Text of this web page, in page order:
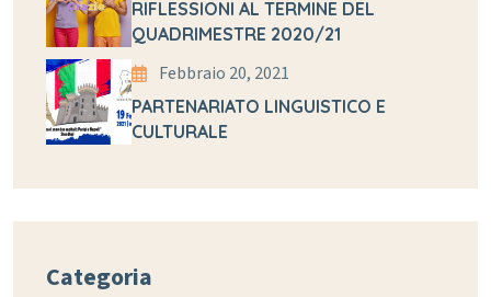
RIFLESSIONI AL TERMINE DEL
QUADRIMESTRE 2020/21
Febbraio 20, 2021
PARTENARIATO LINGUISTICO E
CULTURALE
Categoria